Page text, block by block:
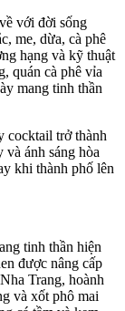
với đời sống
me, dừa, cà phê
hạng và kỹ thuật
quán cà phê vỉa
mang tinh thần
cocktail trở thành
và ánh sáng hòa
khi thành phố lên
tinh thần hiện
được nâng cấp
Trang, hoành
và xốt phô mai